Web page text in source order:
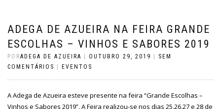
ADEGA DE AZUEIRA NA FEIRA GRANDE
ESCOLHAS – VINHOS E SABORES 2019
PORADEGA DE AZUEIRA OUTUBRO 29, 2019
SEM
COMENTÁRIOS
EVENTOS
A Adega de Azueira esteve presente na feira “Grande Escolhas –
Vinhos e Sabores 2019”. A Feira realizou-se nos dias 25,26,27 e 28 de